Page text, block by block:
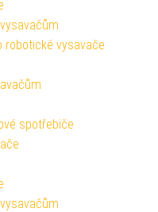
robotické vysavače
spotřebiče